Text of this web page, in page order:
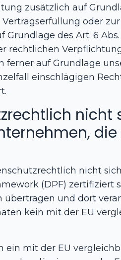
zusätzlich auf
oder
des Art. 6 Abs.
rechtlichen
ferner auf Grundlage
einschlägigen
nicht
die
nicht
(DPF) zertifiziert
übertragen und dort
kein mit der EU
ein mit der EU